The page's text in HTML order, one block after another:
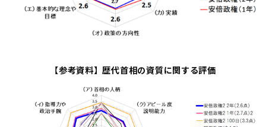
【参考資料】歴代首相の資質に関する評価